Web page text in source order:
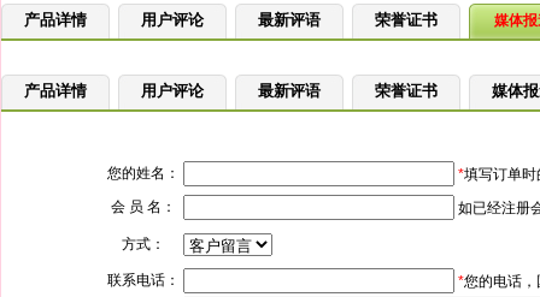
产品详情 用户评论 最新评语 荣誉证书 媒体
产品详情 用户评论 最新评语 荣誉证书 媒体
您的姓名： *填写订单
会 员 名：
如已经注册
方式：
联系电话： *您的电话